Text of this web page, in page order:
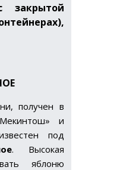
закрытой
получен в
и
под
. Высокая
яблоню